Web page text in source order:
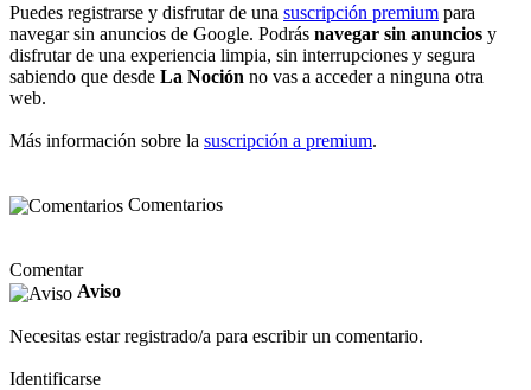
Puedes registrarse y disfrutar de una suscripción premium para
navegar sin anuncios de Google. Podrás navegar sin anuncios y
disfrutar de una experiencia limpia, sin interrupciones y segura
sabiendo que desde La Noción no vas a acceder a ninguna otra
web.
Más información sobre la suscripción a premium.
Comentarios
Comentar
Aviso
Necesitas estar registrado/a para escribir un comentario.
Identificarse